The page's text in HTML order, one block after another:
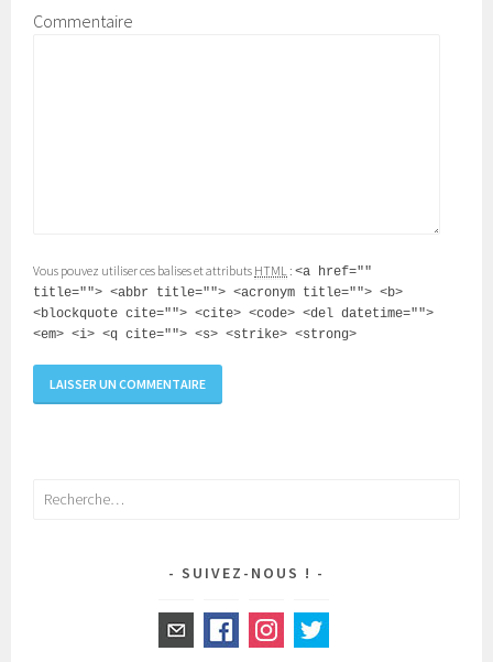
Commentaire
Vous pouvez utiliser ces balises et attributs HTML :<a href=""
title=""> <abbr title=""> <acronym title=""> <b>
<blockquote cite=""> <cite> <code> <del datetime="">
<em> <i> <q cite=""> <s> <strike> <strong>
Rechercher :
SUIVEZ-NOUS !